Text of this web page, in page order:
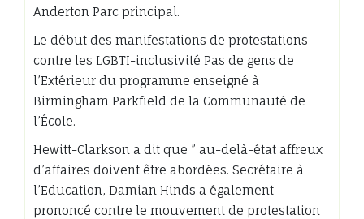
Anderton Parc principal.
Le début des manifestations de protestations
contre les LGBTI-inclusivité Pas de gens de
l’Extérieur du programme enseigné à
Birmingham Parkfield de la Communauté de
l’École.
Hewitt-Clarkson a dit que ” au-delà-état affreux
d’affaires doivent être abordées. Secrétaire à
l’Education, Damian Hinds a également
prononcé contre le mouvement de protestation